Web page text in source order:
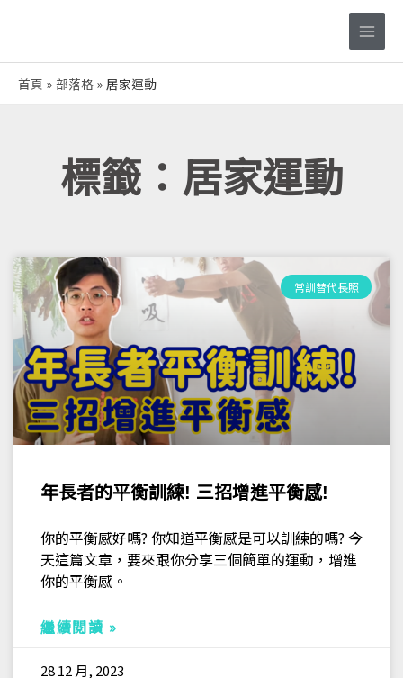
Main
首頁 部落格 居家運動
標籤：居家運動
常訓替代長照
年長者的平衡訓練! 三招增進平衡感!
你的平衡感好嗎? 你知道平衡感是可以訓練的嗎? 今
天這篇文章，要來跟你分享三個簡單的運動，增進
你的平衡感。
繼續閱讀 »
28 12 月, 2023